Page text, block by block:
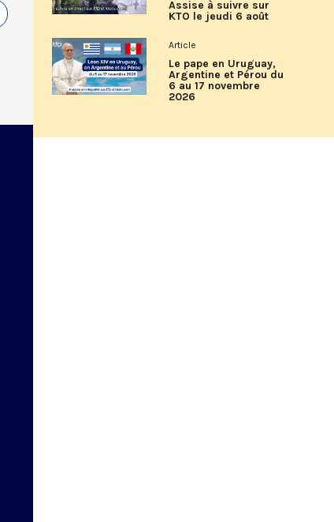
Assise à suivre sur
KTO le jeudi 6 août
Article
Le pape en Uruguay,
Argentine et Pérou du
6 au 17 novembre
2026